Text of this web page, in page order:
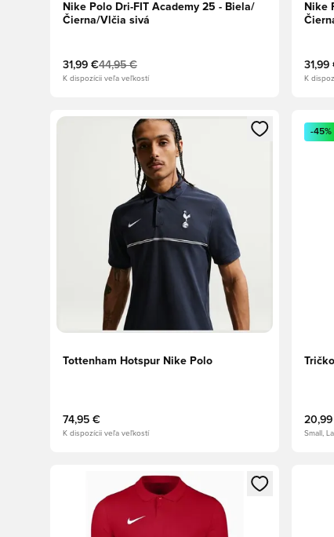
Nike Polo Dri-FIT Academy 25 - Biela/
Čierna/Vlčia sivá
31,99 €44,95 €
K dispozícii veľa veľkostí
Nike
31,99
K
Otvorí modál na prihlásenie alebo registráciu ako
Tottenham Hotspur Nike Polo
74,95 €
K dispozícii veľa veľkostí
-45%
Small,
Otvorí modál na prihlásenie alebo registráciu ako